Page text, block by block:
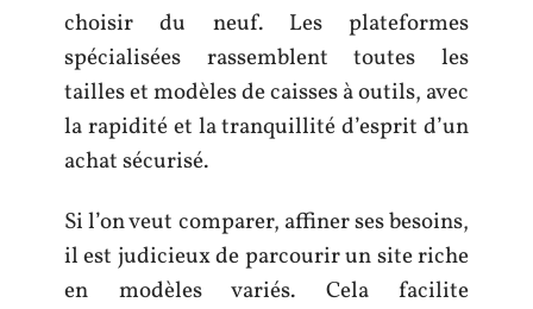
choisir du neuf. Les plateformes
spécialisées rassemblent toutes les
tailles et modèles de caisses à outils, avec
la rapidité et la tranquillité d’esprit d’un
achat sécurisé.
Si l’on veut comparer, affiner ses besoins,
il est judicieux de parcourir un site riche
en modèles variés. Cela facilite